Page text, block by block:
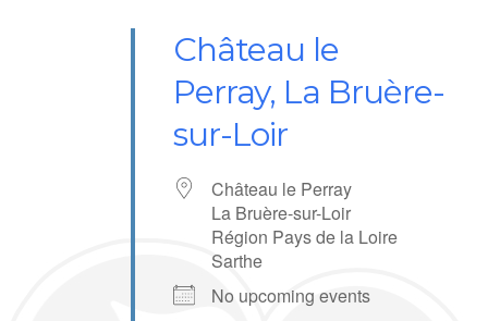
Château le
Perray, La Bruère-
sur-Loir
Château le Perray
La Bruère-sur-Loir
Région Pays de la Loire
Sarthe
No upcoming events